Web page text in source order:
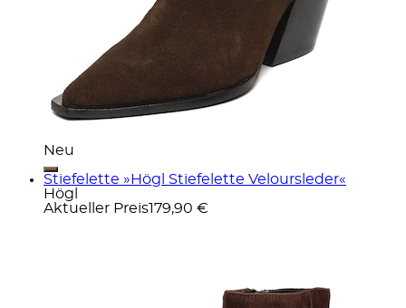
Neu
Stiefelette »Högl Stiefelette Veloursleder«
Högl
Aktueller Preis179,90 €